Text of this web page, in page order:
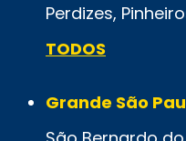
Perdizes,
TODOS
Grande São